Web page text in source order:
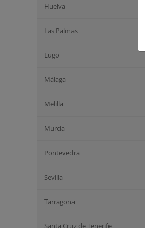
Huelva
Las Palmas
Lugo
Málaga
Melilla
Murcia
Pontevedra
Sevilla
Tarragona
Santa Cruz de Tenerife